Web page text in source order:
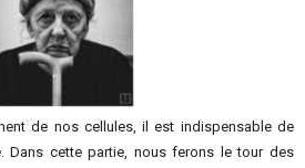
de nos cellules, il est indispensable de
Dans cette partie, nous ferons le tour des